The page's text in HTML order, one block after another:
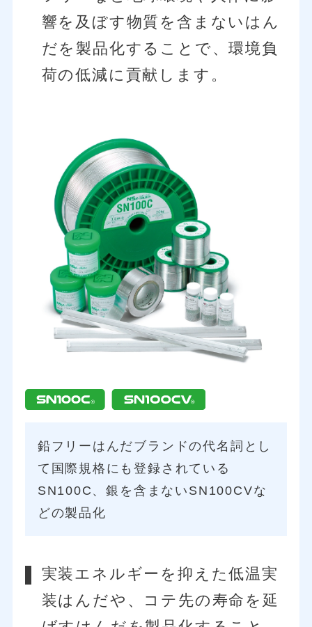
響を及ぼす物質を含まないはん
だを製品化することで、環境負
荷の低減に貢献します。
鉛フリーはんだブランドの代名詞とし
て 国際規格にも登録されている
SN100C、銀を含まないSN100CVな
どの製品化
実装エネルギーを抑えた低温実
装はんだや、コテ先の寿命を延